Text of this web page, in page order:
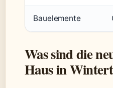
Bauelemente
Was sind die
Haus in